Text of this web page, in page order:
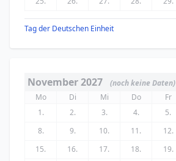
Tag der Deutschen Einheit
November 2027
(noch keine Daten)
Mo
Di Mi Do Fr
1.
2. 3. 4. 5.
8.
9. 10. 11. 12.
15.
16. 17. 18. 19.